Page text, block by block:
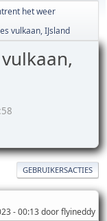
het weer
vulkaan, IJsland
GEBRUIKERSACTIES
- 00:13 door flyineddy